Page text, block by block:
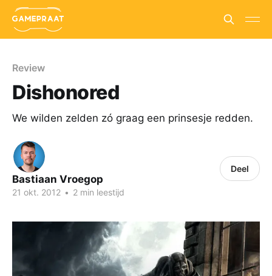
Review
Dishonored
We wilden zelden zó graag een prinsesje redden.
Bastiaan Vroegop
21 okt. 2012 • 2 min leestijd
Deel